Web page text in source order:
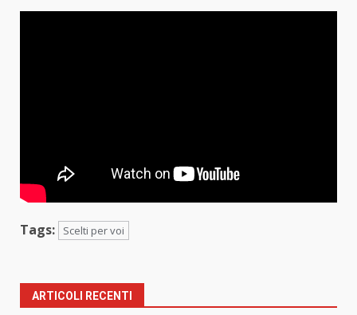
Tags: Scelti per voi
ARTICOLI RECENTI